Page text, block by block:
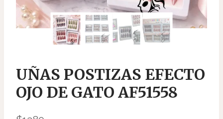
UÑAS POSTIZAS EFECTO
OJO DE GATO AF51558